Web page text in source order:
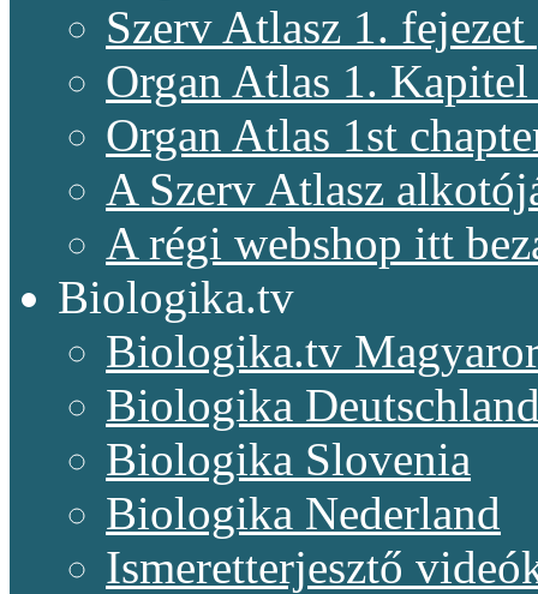
Szerv Atlasz 1.
Organ Atlas 1.
Organ Atlas 1st
A Szerv Atlasz
A régi webshop itt
Biologika.tv
Biologika.tv
Biologika
Biologika Slovenia
Biologika Nederland
Ismeretterjesztő